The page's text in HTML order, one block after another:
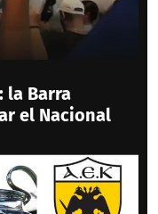
la Barra
el Nacional